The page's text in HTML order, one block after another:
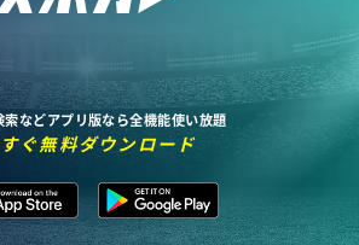
索などアプリ版なら全機能使い放題
ぐ無料ダウンロード